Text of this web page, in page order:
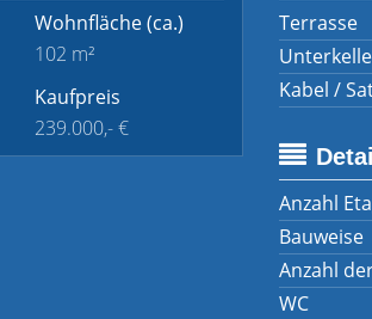
Wohnfläche(ca.)
102 m²
Kaufpreis
239.000,- €
Terrasse
Kabel /
Anzahl
Bauweise
Anzahl
WC